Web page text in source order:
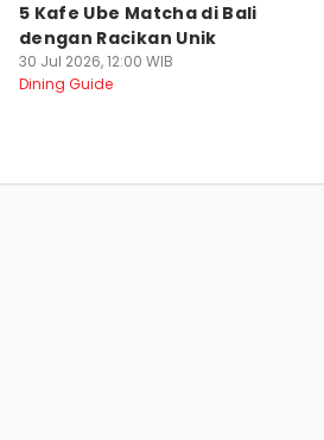
5 Kafe Ube Matcha di Bali
dengan Racikan Unik
30 Jul 2026, 12:00 WIB
Dining Guide